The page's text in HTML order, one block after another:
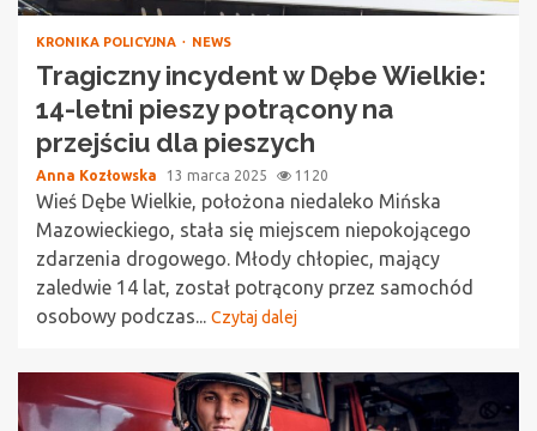
KRONIKA POLICYJNA NEWS
Tragiczny incydent w Dębe Wielkie:
14-letni pieszy potrącony na
przejściu dla pieszych
Anna Kozłowska 13 marca 2025 1120
Wieś Dębe Wielkie, położona niedaleko Mińska
Mazowieckiego, stała się miejscem niepokojącego
zdarzenia drogowego. Młody chłopiec, mający
zaledwie 14 lat, został potrącony przez samochód
osobowy podczas... Czytaj dalej